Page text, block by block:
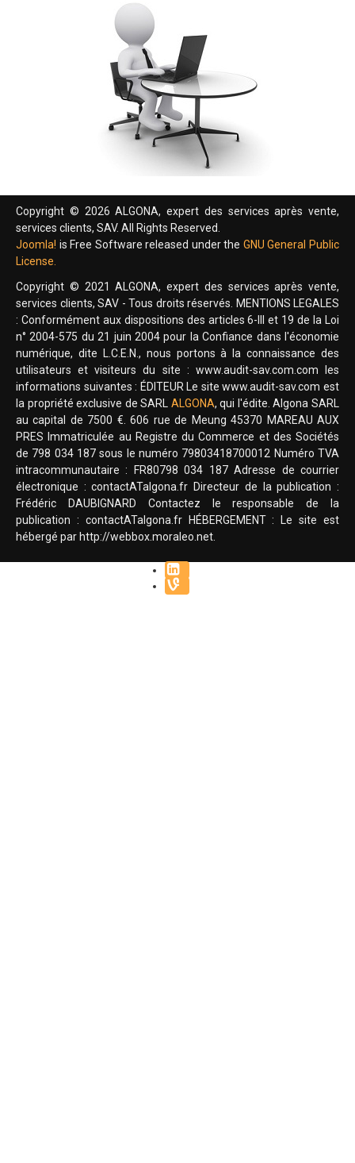
Copyright © 2026 ALGONA, expert des services après vente,
services clients, SAV. All Rights Reserved.
Joomla! is Free Software released under the GNU General Public
License.
Copyright © 2021 ALGONA, expert des services après vente,
services clients, SAV - Tous droits réservés. MENTIONS LEGALES
: Conformément aux dispositions des articles 6-III et 19 de la Loi
n° 2004-575 du 21 juin 2004 pour la Confiance dans l'économie
numérique, dite L.C.E.N., nous portons à la connaissance des
utilisateurs et visiteurs du site : www.audit-sav.com.com les
informations suivantes : ÉDITEUR Le site www.audit-sav.com est
la propriété exclusive de SARL ALGONA, qui l'édite. Algona SARL
au capital de 7500 €. 606 rue de Meung 45370 MAREAU AUX
PRES Immatriculée au Registre du Commerce et des Sociétés
de 798 034 187 sous le numéro 79803418700012 Numéro TVA
intracommunautaire : FR80798 034 187 Adresse de courrier
électronique : contactATalgona.fr Directeur de la publication :
Frédéric DAUBIGNARD Contactez le responsable de la
publication : contactATalgona.fr HÉBERGEMENT : Le site est
hébergé par http://webbox.moraleo.net.